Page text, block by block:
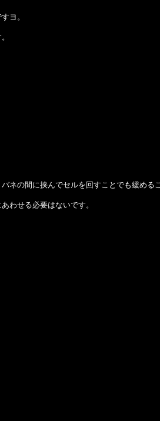
ヨ。
ネの間に挟んでセルを回すことでも緩める
わせる必要はないです。